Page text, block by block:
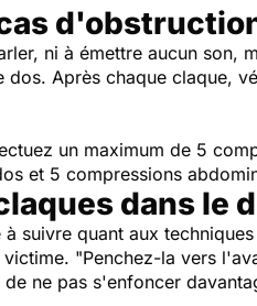
ni à émettre aucun son,
dos. Après chaque claque,
un maximum de 5
et 5 compressions
dans le
suivre quant aux
"Penchez-la vers
ne pas s'enfoncer